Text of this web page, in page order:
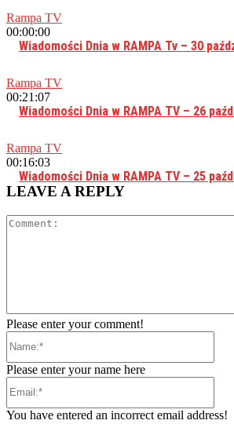
Rampa TV
00:00:00
Wiadomości Dnia w RAMPA Tv – 30
Rampa TV
00:21:07
Wiadomości Dnia w RAMPA TV – 26
Rampa TV
00:16:03
Wiadomości Dnia w RAMPA TV – 25
LEAVE A REPLY
Please enter your comment!
Please enter your name here
You have entered an incorrect email address!